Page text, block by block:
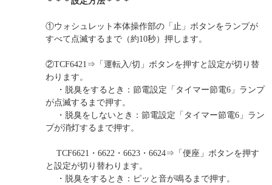
①ウォシュレット本体操作部の「止」ボタンをランプが
すべて点滅するまで（約10秒）押します。
②TCF6421⇒「運転入/切」ボタンを押すと設定が切り替
わります。
・脱臭をするとき：節電設定「タイマー節電6」ランプ
が点滅するまで押す。
・脱臭をしないとき：節電設定「タイマー節電6」ラン
プが消灯するまで押す。
TCF6621・6622・6623・6624⇒「便座」ボタンを押す
と設定が切り替わります。
・脱臭をするとき：ピッと音が鳴るまで押す。